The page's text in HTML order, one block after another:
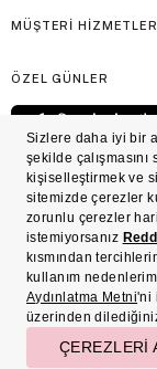
MÜŞTERİ
ÖZEL GÜNLER
© Victoria's Secret Shaya
markasıdır. Her hakkı
Süreç